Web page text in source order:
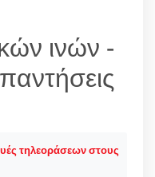
ινών -
τηλεοράσεων στους